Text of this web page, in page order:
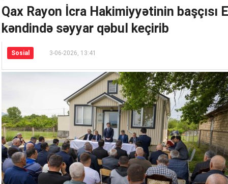
Qax Rayon İcra Hakimiyyətinin başçısı
kəndində səyyar qəbul keçirib
Sosial 3-06-2026, 13:41